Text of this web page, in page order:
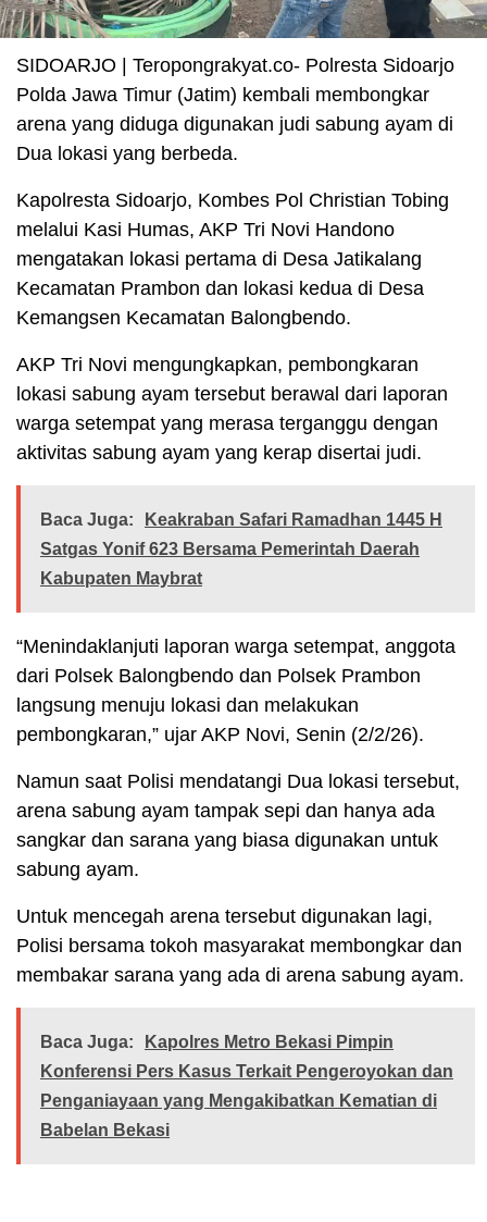
SIDOARJO | Teropongrakyat.co- Polresta Sidoarjo
Polda Jawa Timur (Jatim) kembali membongkar
arena yang diduga digunakan judi sabung ayam di
Dua lokasi yang berbeda.
Kapolresta Sidoarjo, Kombes Pol Christian Tobing
melalui Kasi Humas, AKP Tri Novi Handono
mengatakan lokasi pertama di Desa Jatikalang
Kecamatan Prambon dan lokasi kedua di Desa
Kemangsen Kecamatan Balongbendo.
AKP Tri Novi mengungkapkan, pembongkaran
lokasi sabung ayam tersebut berawal dari laporan
warga setempat yang merasa terganggu dengan
aktivitas sabung ayam yang kerap disertai judi.
Baca Juga:
Keakraban Safari Ramadhan 1445 H
Satgas Yonif 623 Bersama Pemerintah Daerah
Kabupaten Maybrat
“Menindaklanjuti laporan warga setempat, anggota
dari Polsek Balongbendo dan Polsek Prambon
langsung menuju lokasi dan melakukan
pembongkaran,” ujar AKP Novi, Senin (2/2/26).
Namun saat Polisi mendatangi Dua lokasi tersebut,
arena sabung ayam tampak sepi dan hanya ada
sangkar dan sarana yang biasa digunakan untuk
sabung ayam.
Untuk mencegah arena tersebut digunakan lagi,
Polisi bersama tokoh masyarakat membongkar dan
membakar sarana yang ada di arena sabung ayam.
Baca Juga:
Kapolres Metro Bekasi Pimpin
Konferensi Pers Kasus Terkait Pengeroyokan dan
Penganiayaan yang Mengakibatkan Kematian di
Babelan Bekasi